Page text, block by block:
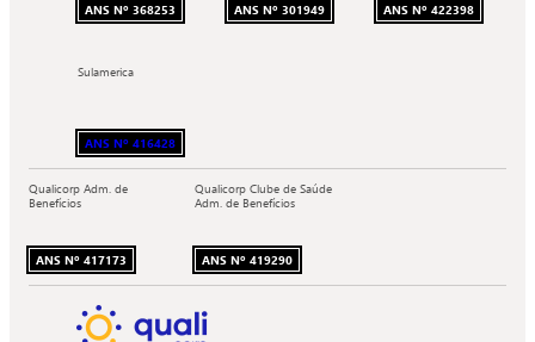
ANS Nº 368253 ANS Nº 301949 ANS Nº 422398
Sulamerica
ANS Nº 416428
Qualicorp Adm. de
Benefícios
ANS Nº 417173
Qualicorp Clube de Saúde
Adm. de Benefícios
ANS Nº 419290